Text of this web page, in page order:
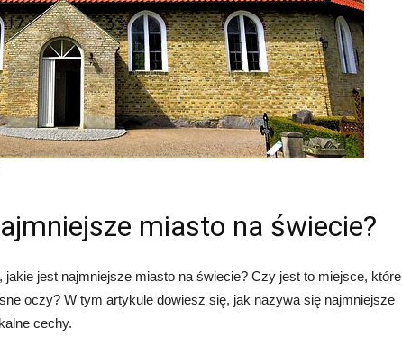
miasto na świecie?
jakie jest najmniejsze miasto na świecie? Czy jest to miejsce, które
oczy? W tym artykule dowiesz się, jak nazywa się najmniejsze
cechy.